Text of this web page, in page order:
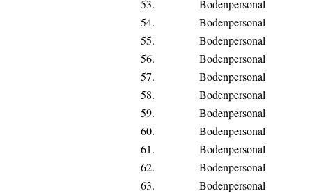
53.
Bodenpersonal
54.
Bodenpersonal
55.
Bodenpersonal
56.
Bodenpersonal
57.
Bodenpersonal
58.
Bodenpersonal
59.
Bodenpersonal
60.
Bodenpersonal
61.
Bodenpersonal
62.
Bodenpersonal
63.
Bodenpersonal